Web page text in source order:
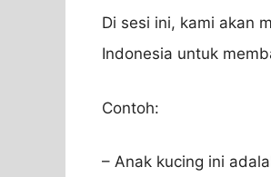
Di sesi ini, kami akan
Indonesia untuk
Contoh:
– Anak kucing ini